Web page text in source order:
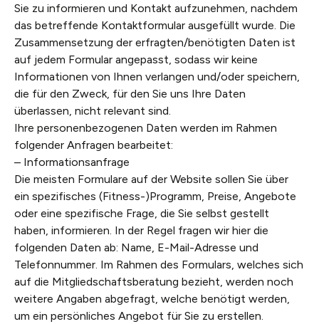
Sie zu informieren und Kontakt aufzunehmen, nachdem
das betreffende Kontaktformular ausgefüllt wurde. Die
Zusammensetzung der erfragten/benötigten Daten ist
auf jedem Formular angepasst, sodass wir keine
Informationen von Ihnen verlangen und/oder speichern,
die für den Zweck, für den Sie uns Ihre Daten
überlassen, nicht relevant sind.
Ihre personenbezogenen Daten werden im Rahmen
folgender Anfragen bearbeitet:
– Informationsanfrage
Die meisten Formulare auf der Website sollen Sie über
ein spezifisches (Fitness-)Programm, Preise, Angebote
oder eine spezifische Frage, die Sie selbst gestellt
haben, informieren. In der Regel fragen wir hier die
folgenden Daten ab: Name, E-Mail-Adresse und
Telefonnummer. Im Rahmen des Formulars, welches sich
auf die Mitgliedschaftsberatung bezieht, werden noch
weitere Angaben abgefragt, welche benötigt werden,
um ein persönliches Angebot für Sie zu erstellen.